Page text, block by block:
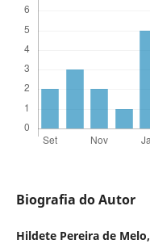
Biografia do Autor
Hildete Pereira de Melo,